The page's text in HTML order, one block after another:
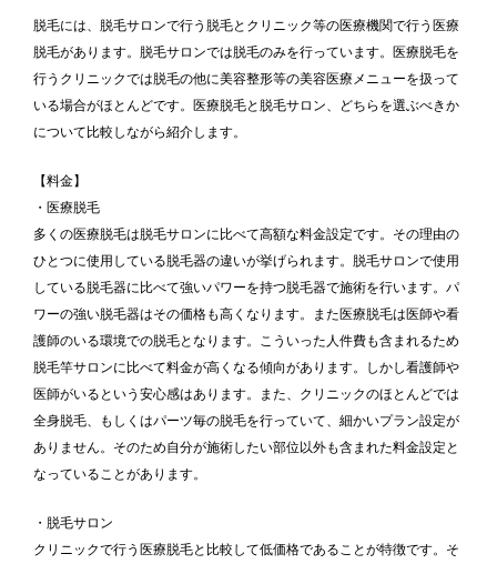
脱毛には、脱毛サロンで行う脱毛とクリニック等の医療機関で行う医療
脱毛があります。脱毛サロンでは脱毛のみを行っています。医療脱毛を
行うクリニックでは脱毛の他に美容整形等の美容医療メニューを扱って
いる場合がほとんどです。医療脱毛と脱毛サロン、どちらを選ぶべきか
について比較しながら紹介します。
【料金】
・医療脱毛
多くの医療脱毛は脱毛サロンに比べて高額な料金設定です。その理由の
ひとつに使用している脱毛器の違いが挙げられます。脱毛サロンで使用
している脱毛器に比べて強いパワーを持つ脱毛器で施術を行います。パ
ワーの強い脱毛器はその価格も高くなります。また医療脱毛は医師や看
護師のいる環境での脱毛となります。こういった人件費も含まれるため
脱毛竿サロンに比べて料金が高くなる傾向があります。しかし看護師や
医師がいるという安心感はあります。また、クリニックのほとんどでは
全身脱毛、もしくはパーツ毎の脱毛を行っていて、細かいプラン設定が
ありません。そのため自分が施術したい部位以外も含まれた料金設定と
なっていることがあります。
・脱毛サロン
クリニックで行う医療脱毛と比較して低価格であることが特徴です。そ